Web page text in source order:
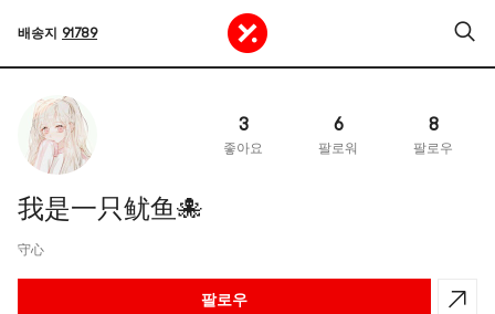
배송지 91789
3
좋아요
6
팔로워
8
팔로우
我是一只鱿鱼🐙
守心
팔로우